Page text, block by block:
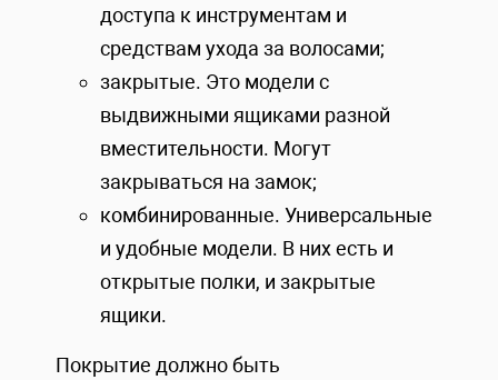
доступа к инструментам и
средствам ухода за волосами;
закрытые. Это модели с
выдвижными ящиками разной
вместительности. Могут
закрываться на замок;
комбинированные. Универсальные
и удобные модели. В них есть и
открытые полки, и закрытые
ящики.
Покрытие должно быть